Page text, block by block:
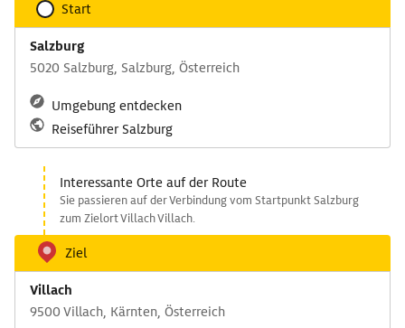
Start
Salzburg
5020 Salzburg, Salzburg, Österreich
Umgebung entdecken
Reiseführer Salzburg
Interessante Orte auf der Route
Sie passieren auf der Verbindung vom Startpunkt Salzburg
zum Zielort Villach Villach.
Ziel
Villach
9500 Villach, Kärnten, Österreich